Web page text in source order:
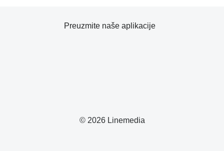
© 2026 Linemedia
Preuzmite naše aplikacije